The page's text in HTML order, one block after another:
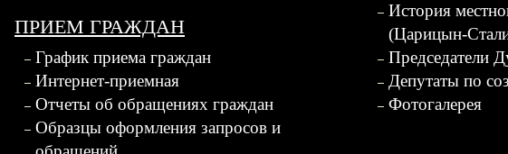
ПРИЕМ ГРАЖДАН
График приема граждан
Интернет-приемная
Отчеты об обращениях граждан
Образцы оформления запросов и
История
(Царицын-
Председатели
Депутаты по
Фотогалерея